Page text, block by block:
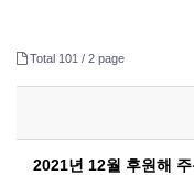
Total 101 / 2 page
2021년 12월 후원해